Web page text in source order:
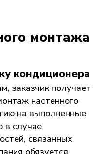
монтажа
кондиционера
заказчик получает
настенного
на выполненные
в случае
связанных
обязуется